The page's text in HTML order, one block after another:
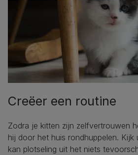
Creëer een routine
Zodra je kitten zijn zelfvertrouwen
hij door het huis rondhuppelen.
kan plotseling uit het niets